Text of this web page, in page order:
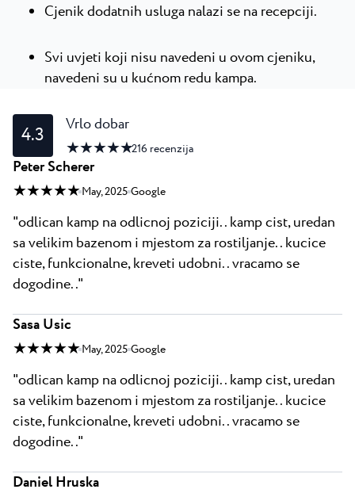
Cjenik dodatnih usluga nalazi se na recepciji.
Svi uvjeti koji nisu navedeni u ovom cjeniku,
navedeni su u kućnom redu kampa.
4.3 Vrlo dobar
★ ★ ★ ★ ★216 recenzija
Peter Scherer
★ ★ ★ ★ ★ May, 2025 Google
"odlican kamp na odlicnoj poziciji.. kamp cist, uredan
sa velikim bazenom i mjestom za rostiljanje.. kucice
ciste, funkcionalne, kreveti udobni.. vracamo se
dogodine.."
Sasa Usic
★ ★ ★ ★ ★ May, 2025 Google
"odlican kamp na odlicnoj poziciji.. kamp cist, uredan
sa velikim bazenom i mjestom za rostiljanje.. kucice
ciste, funkcionalne, kreveti udobni.. vracamo se
dogodine.."
Daniel Hruska